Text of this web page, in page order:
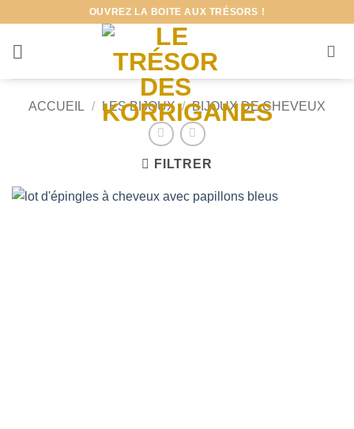
contenu
OUVREZ LA BOITE AUX TRÉSORS !
ACCUEIL / LES BIJOUX / BIJOUX DE CHEVEUX
FILTRER